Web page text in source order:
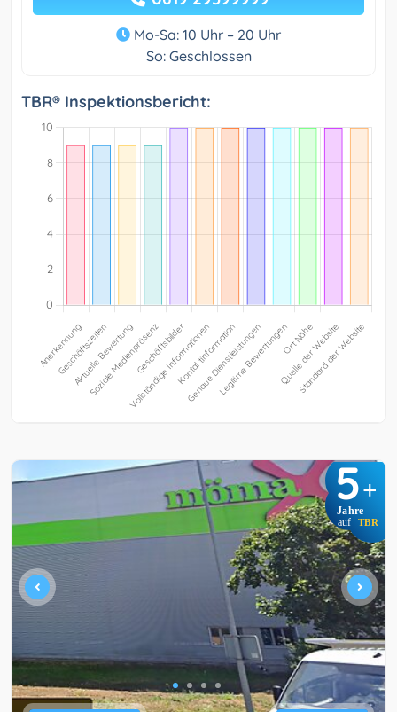
Mo-Sa: 10 Uhr – 20 Uhr
So: Geschlossen
TBR® Inspektionsbericht:
5+
Jahre
auf TBR